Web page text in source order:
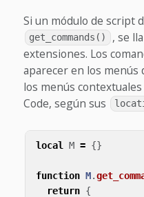
Si un módulo de script
get_commands()
, se
extensiones. Los
aparecer en los menús
los menús
Code, según sus
local M = {}
function M.
return {